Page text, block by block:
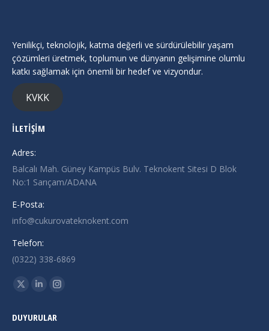
Yenilikçi, teknolojik, katma değerli ve sürdürülebilir yaşam
çözümleri üretmek, toplumun ve dünyanın gelişimine olumlu
katkı sağlamak için önemli bir hedef ve vizyondur.
KVKK
İLETİŞİM
Adres:
Balcalı Mah. Güney Kampüs Bulv. Teknokent Sitesi D Blok
No:1 Sarıçam/ADANA
E-Posta:
info@cukurovateknokent.com
Telefon:
(0322) 338-6869
Find us on:
X
opens
Linkedin
opens
Instagram
opens
DUYURULAR